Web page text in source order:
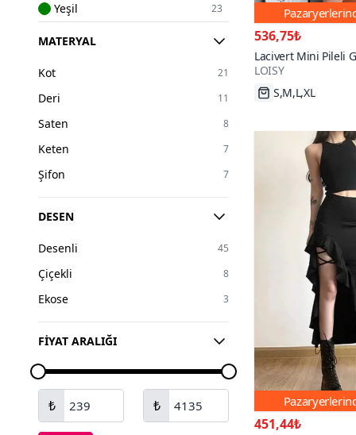
Yeşil 23
Pembe
Turuncu
MATERYAL
Kot 21
Deri 11
Saten 8
Keten 7
Şifon 7
DESEN
Desenli 45
Çiçekli 8
Ekose 3
FIYAT ARALIĞI
₺ ₺
536,75₺
Lacivert Mini Pileli
Kemerli Şortlu Etek
LOISY
28₺ daha az öde
S,M,L,XL
451,44₺